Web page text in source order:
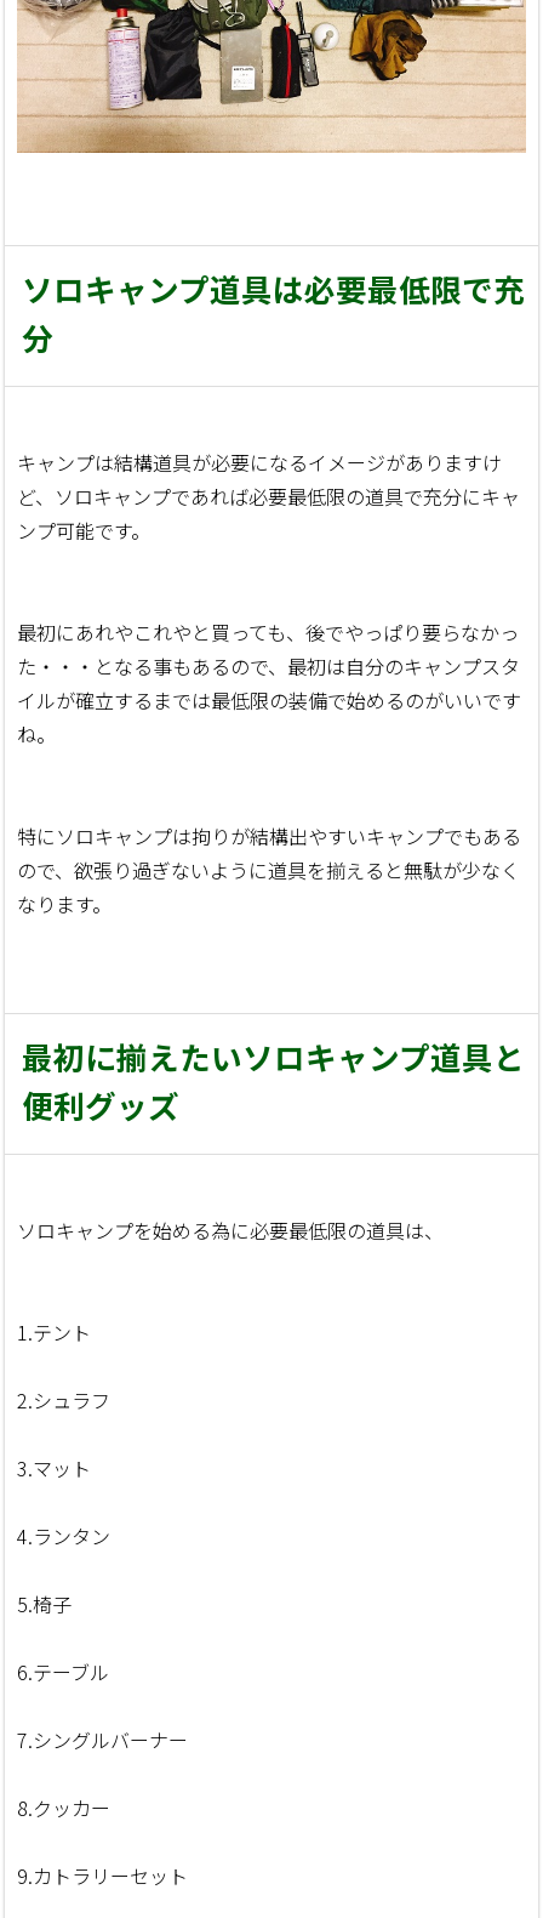
ソロキャンプ道具は必要最低限で充
分
キャンプは結構道具が必要になるイメージがありますけ
ど、ソロキャンプであれば必要最低限の道具で充分にキャ
ンプ可能です。
最初にあれやこれやと買っても、後でやっぱり要らなかっ
た・・・となる事もあるので、最初は自分のキャンプスタ
イルが確立するまでは最低限の装備で始めるのがいいです
ね。
特にソロキャンプは拘りが結構出やすいキャンプでもある
ので、欲張り過ぎないように道具を揃えると無駄が少なく
なります。
最初に揃えたいソロキャンプ道具と
便利グッズ
ソロキャンプを始める為に必要最低限の道具は、
1.テント
2.シュラフ
3.マット
4.ランタン
5.椅子
6.テーブル
7.シングルバーナー
8.クッカー
9.カトラリーセット